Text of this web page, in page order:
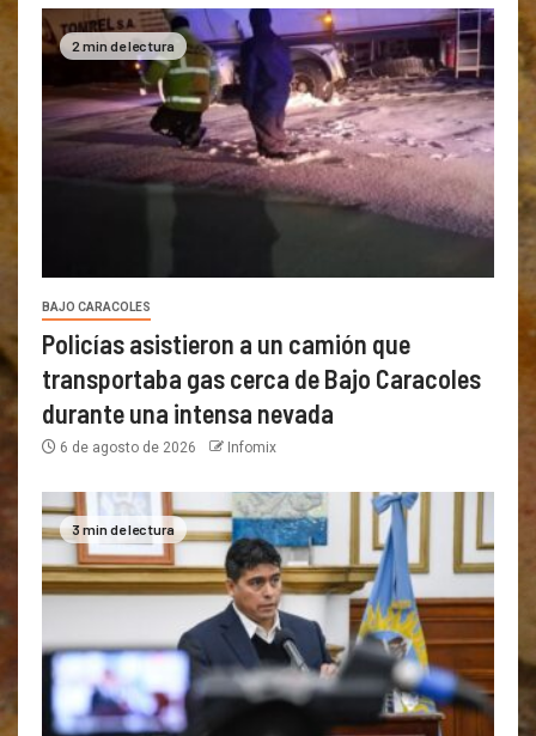
2 min de lectura
BAJO CARACOLES
Policías asistieron a un camión que
transportaba gas cerca de Bajo Caracoles
durante una intensa nevada
6 de agosto de 2026 Infomix
3 min de lectura